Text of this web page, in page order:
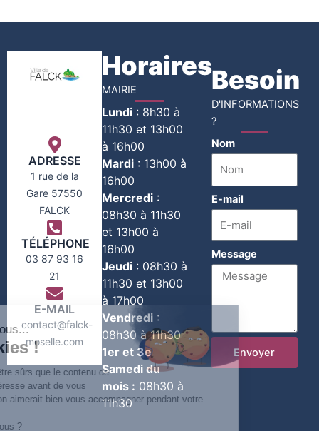
ADRESSE
1 rue de la
Gare 57550
FALCK
TÉLÉPHONE
03 87 93 16
21
E-MAIL
contact@falck-
moselle.com
Horaires
MAIRIE
Lundi : 8h30 à
11h30 et 13h00
à 16h00
Mardi : 13h00 à
16h00
Mercredi :
08h30 à 11h30
et 13h00 à
16h00
Jeudi : 08h30 à
11h30 et 13h00
à 17h00
Vendredi :
08h30 à 11h30
1er et 3e
Samedi du
mois : 08h30 à
11h30
Besoin
D'INFORMATIONS
?
Nom
E-mail
Message
Envoyer